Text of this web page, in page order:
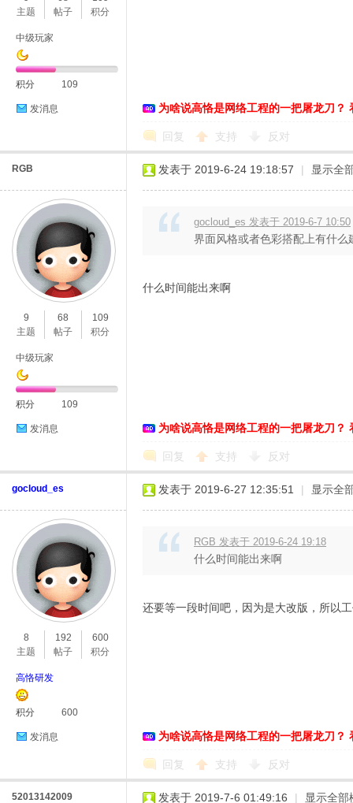
主题
帖子
积分
中级玩家
积分 109
发消息 为啥说高恪是网络工程的一把屠龙刀？
回复 支持 反对
RGB
9
主题
68
帖子
109
积分
中级玩家
积分 109
发消息
发表于 2019-6-24 19:18:57 | 显示全
gocloud_es 发表于 2019-6-7 10:50
界面风格或者色彩搭配上有什么
什么时间能出来啊
为啥说高恪是网络工程的一把屠龙刀？
回复 支持 反对
gocloud_es
8
主题
192
帖子
600
积分
高恪研发
积分 600
发消息
发表于 2019-6-27 12:35:51 | 显示全
RGB 发表于 2019-6-24 19:18
什么时间能出来啊
还要等一段时间吧，因为是大改版，所以
为啥说高恪是网络工程的一把屠龙刀？
回复 支持 反对
52013142009 发表于 2019-7-6 01:49:16 | 显示全部